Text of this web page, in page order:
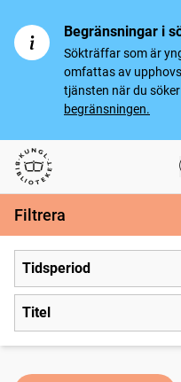
Begränsningar i
Sökträffar som är
omfattas av
tjänsten när du
begränsningen.
Svenska tidningar
Filtrera
Tidsperiod
Titel